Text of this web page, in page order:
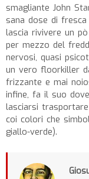
smagliante John
sana dose di
lascia rivivere un
per mezzo del
nervosi, quasi
un vero floorkiller
frizzante e mai
infine, fa il suo
lasciarsi
coi colori che
giallo-verde).